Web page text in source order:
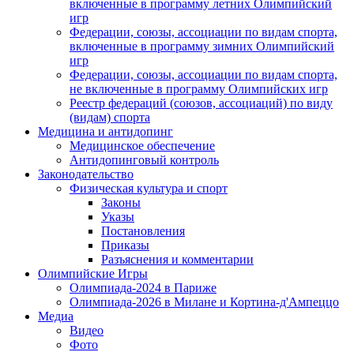
включенные в программу летних Олимпийский
игр
Федерации, союзы, ассоциации по видам спорта,
включенные в программу зимних Олимпийский
игр
Федерации, союзы, ассоциации по видам спорта,
не включенные в программу Олимпийских игр
Реестр федераций (союзов, ассоциаций) по виду
(видам) спорта
Медицина и антидопинг
Медицинское обеспечение
Антидопинговый контроль
Законодательство
Физическая культура и спорт
Законы
Указы
Постановления
Приказы
Разъяснения и комментарии
Олимпийские Игры
Олимпиада-2024 в Париже
Олимпиада-2026 в Милане и Кортина-д'Ампеццо
Медиа
Видео
Фото